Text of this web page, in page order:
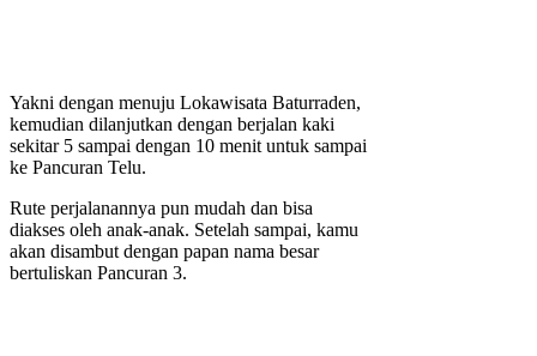
Yakni dengan menuju Lokawisata Baturraden,
kemudian dilanjutkan dengan berjalan kaki
sekitar 5 sampai dengan 10 menit untuk sampai
ke Pancuran Telu.
Rute perjalanannya pun mudah dan bisa
diakses oleh anak-anak. Setelah sampai, kamu
akan disambut dengan papan nama besar
bertuliskan Pancuran 3.